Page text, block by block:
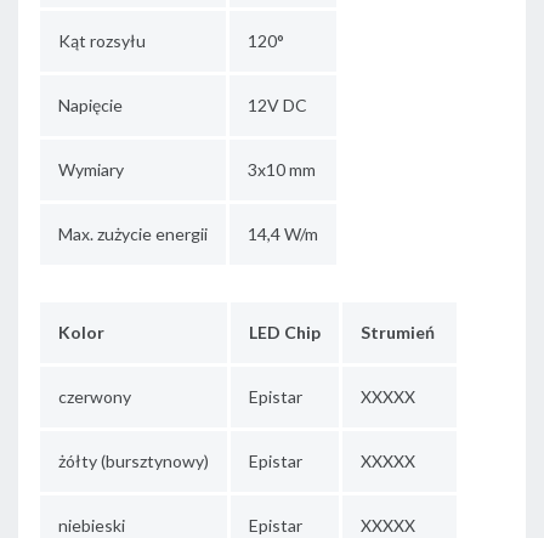
Kąt rozsyłu 120°
Napięcie 12V DC
Wymiary 3x10 mm
Max. zużycie energii 14,4 W/m
Kolor LED Chip Strumień
czerwony Epistar XXXXX
żółty (bursztynowy) Epistar XXXXX
niebieski Epistar XXXXX